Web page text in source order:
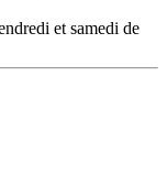
et samedi de